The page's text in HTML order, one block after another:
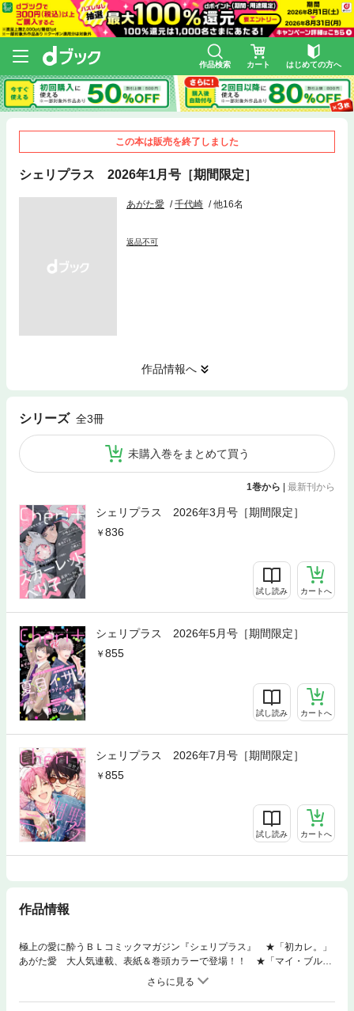
作品検索 カート はじめての方へ
この本は販売を終了しました
シェリプラス 2026年1月号［期間限定］
あがた愛 千代崎 他16名
返品不可
作品情報へ
シリーズ 全3冊
未購入巻をまとめて買う
1巻から 最新刊から
シェリプラス 2026年3月号［期間限定］
836
試し読み カートへ
シェリプラス 2026年5月号［期間限定］
855
試し読み カートへ
シェリプラス 2026年7月号［期間限定］
855
試し読み カートへ
作品情報
極上の愛に酔うＢＬコミックマガジン『シェリプラス』 ★「初カレ。」
あがた愛 大人気連載、表紙＆巻頭カラーで登場！！ ★「マイ・ブル
ー・マリア」千代崎 新連載スタート、カラーつき！！ ★「午後のみど
りで待ち合わせ」アマミヤ 大人気連載最終回、カラーつき！！ 「堕落
家族論 番外篇」鶴亀まよ 「飴色パラドックス」夏目イサク 「セブンテ